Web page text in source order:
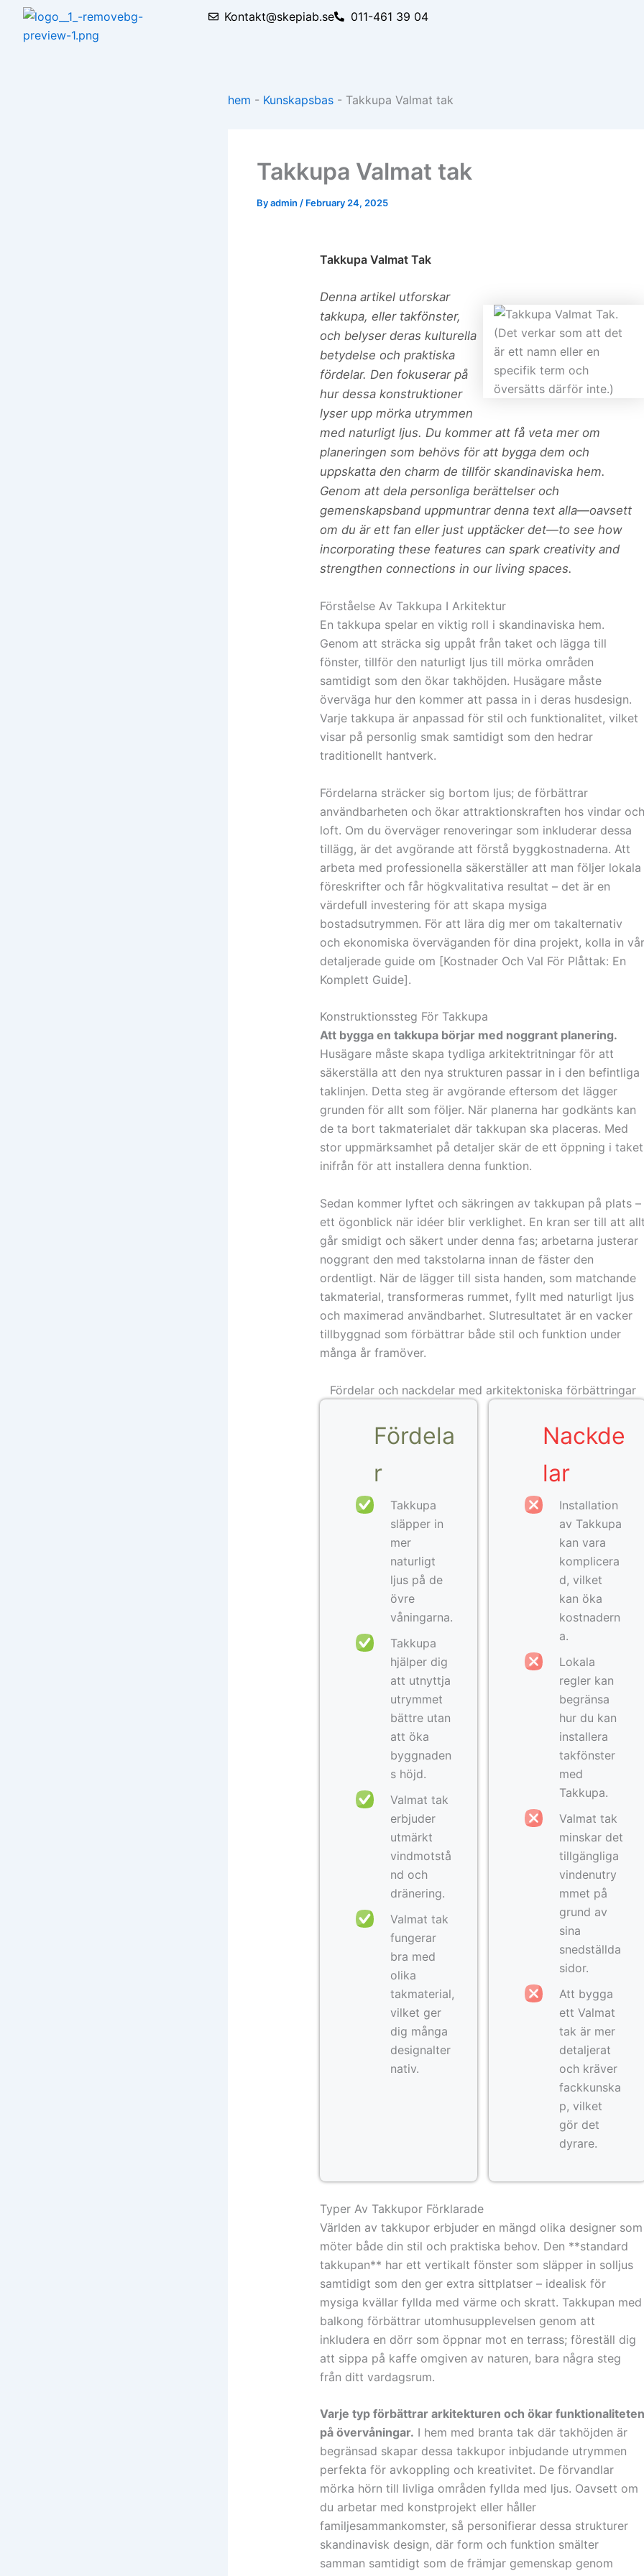
content
Kontakt@skepiab.se 011-461 39 04
hem - Kunskapsbas - Takkupa Valmat tak
Takkupa Valmat tak
Byadmin / February 24, 2025
Takkupa Valmat Tak
Denna artikel utforskar
takkupa, eller takfönster,
och belyser deras kulturella
betydelse och praktiska
fördelar. Den fokuserar på
hur dessa konstruktioner
lyser upp mörka utrymmen
med naturligt ljus. Du kommer att få veta mer om
planeringen som behövs för att bygga dem och
uppskatta den charm de tillför skandinaviska hem.
Genom att dela personliga berättelser och
gemenskapsband uppmuntrar denna text alla—oavsett
om du är ett fan eller just upptäcker det—to see how
incorporating these features can spark creativity and
strengthen connections in our living spaces.
Förståelse Av Takkupa I Arkitektur
En takkupa spelar en viktig roll i skandinaviska hem.
Genom att sträcka sig uppåt från taket och lägga till
fönster, tillför den naturligt ljus till mörka områden
samtidigt som den ökar takhöjden. Husägare måste
överväga hur den kommer att passa in i deras husdesign.
Varje takkupa är anpassad för stil och funktionalitet, vilket
visar på personlig smak samtidigt som den hedrar
traditionellt hantverk.
Fördelarna sträcker sig bortom ljus; de förbättrar
användbarheten och ökar attraktionskraften hos vindar
loft. Om du överväger renoveringar som inkluderar dessa
tillägg, är det avgörande att förstå byggkostnaderna. Att
arbeta med professionella säkerställer att man följer lokala
föreskrifter och får högkvalitativa resultat – det är en
värdefull investering för att skapa mysiga
bostadsutrymmen. För att lära dig mer om takalternativ
och ekonomiska överväganden för dina projekt, kolla in
detaljerade guide om [Kostnader Och Val För Plåttak: En
Komplett Guide].
Konstruktionssteg För Takkupa
Att bygga en takkupa börjar med noggrant planering.
Husägare måste skapa tydliga arkitektritningar för att
säkerställa att den nya strukturen passar in i den befintliga
taklinjen. Detta steg är avgörande eftersom det lägger
grunden för allt som följer. När planerna har godkänts kan
de ta bort takmaterialet där takkupan ska placeras. Med
stor uppmärksamhet på detaljer skär de ett öppning i taket
inifrån för att installera denna funktion.
Sedan kommer lyftet och säkringen av takkupan på plats –
ett ögonblick när idéer blir verklighet. En kran ser till att
går smidigt och säkert under denna fas; arbetarna justerar
noggrant den med takstolarna innan de fäster den
ordentligt. När de lägger till sista handen, som matchande
takmaterial, transformeras rummet, fyllt med naturligt ljus
och maximerad användbarhet. Slutresultatet är en vacker
tillbyggnad som förbättrar både stil och funktion under
många år framöver.
Fördelar och nackdelar med arkitektoniska förbättringar
Fördela
r
Takkupa
släpper in
mer
naturligt
ljus på de
övre
våningarna.
Takkupa
hjälper dig
att utnyttja
utrymmet
bättre utan
att öka
byggnaden
s höjd.
Valmat tak
erbjuder
utmärkt
vindmotstå
nd och
dränering.
Valmat tak
fungerar
bra med
olika
takmaterial,
vilket ger
dig många
designalter
nativ.
Nackde
lar
Installation
av Takkupa
kan vara
komplicera
d, vilket
kan öka
kostnadern
a.
Lokala
regler kan
begränsa
hur du kan
installera
takfönster
med
Takkupa.
Valmat tak
minskar det
tillgängliga
vindenutry
mmet på
grund av
sina
snedställda
sidor.
Att bygga
ett Valmat
tak är mer
detaljerat
och kräver
fackkunska
p, vilket
gör det
dyrare.
Typer Av Takkupor Förklarade
Världen av takkupor erbjuder en mängd olika designer som
möter både din stil och praktiska behov. Den **standard
takkupan** har ett vertikalt fönster som släpper in solljus
samtidigt som den ger extra sittplatser – idealisk för
mysiga kvällar fyllda med värme och skratt. Takkupan med
balkong förbättrar utomhusupplevelsen genom att
inkludera en dörr som öppnar mot en terrass; föreställ dig
att sippa på kaffe omgiven av naturen, bara några steg
från ditt vardagsrum.
Varje typ förbättrar arkitekturen och ökar
på övervåningar. I hem med branta tak där takhöjden är
begränsad skapar dessa takkupor inbjudande utrymmen
perfekta för avkoppling och kreativitet. De förvandlar
mörka hörn till livliga områden fyllda med ljus. Oavsett om
du arbetar med konstprojekt eller håller
familjesammankomster, så personifierar dessa strukturer
skandinavisk design, där form och funktion smälter
samman samtidigt som de främjar gemenskap genom